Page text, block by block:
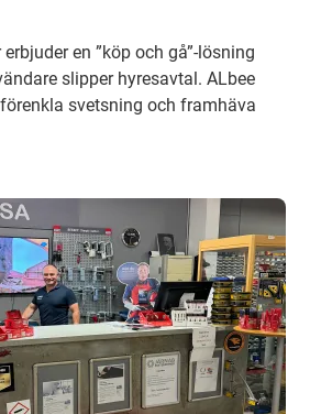
en ”köp och gå”-lösning
slipper hyresavtal. ALbee
svetsning och framhäva